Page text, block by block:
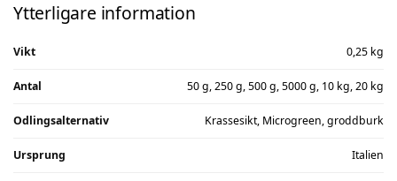
Ytterligare information
Vikt 0,25 kg
Antal 50 g, 250 g, 500 g, 5000 g, 10 kg, 20 kg
Odlingsalternativ Krassesikt, Microgreen, groddburk
Ursprung Italien